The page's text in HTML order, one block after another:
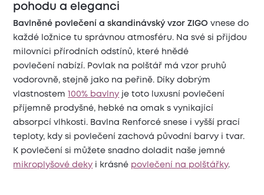
pohodu a eleganci
Bavlněné povlečení a skandinávský vzor ZIGO vnese do
každé ložnice tu správnou atmosféru. Na své si přijdou
milovníci přírodních odstínů, které hnědé
povlečení nabízí. Povlak na polštář má vzor pruhů
vodorovně, stejně jako na peřině. Díky dobrým
vlastnostem
100% bavlny je toto luxusní povlečení
příjemně prodyšné, hebké na omak s vynikající
absorpcí vlhkosti. Bavlna Renforcé snese i vyšší prací
teploty, kdy si povlečení zachová původní barvy i tvar.
K povlečení si můžete snadno doladit naše jemné
mikroplyšové deky i krásné povlečení na polštářky.